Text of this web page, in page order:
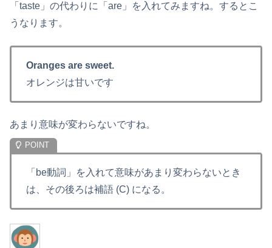
「taste」の代わりに「are」を入れてみますね。するとこ
うなります。
Oranges are sweet.
オレンジは甘いです
あまり意味が変わらないですね。
「be動詞」を入れて意味があまり変わらないとき
は、その後ろは補語 (C) になる。